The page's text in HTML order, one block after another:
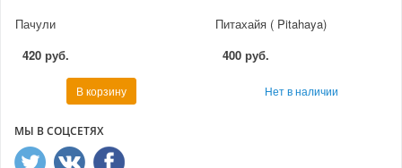
Пачули
420 руб.
В корзину
Питахайя ( Pitahaya)
400 руб.
Нет в наличии
МЫ В СОЦСЕТЯХ